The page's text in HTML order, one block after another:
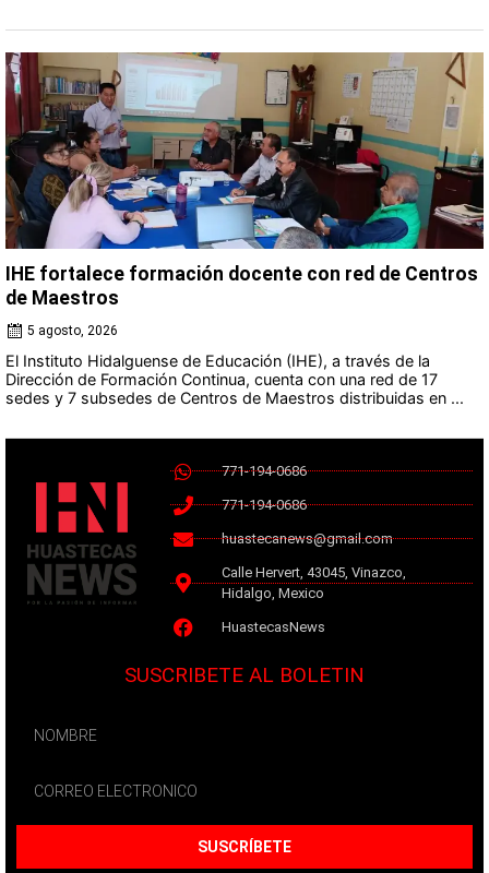
IHE fortalece formación docente con red de Centros
de Maestros
5 agosto, 2026
El Instituto Hidalguense de Educación (IHE), a través de la
Dirección de Formación Continua, cuenta con una red de 17
sedes y 7 subsedes de Centros de Maestros distribuidas en ...
771-194-0686
771-194-0686
huastecanews@gmail.com
Calle Hervert, 43045, Vinazco,
Hidalgo, Mexico
HuastecasNews
SUSCRIBETE AL BOLETIN
SUSCRÍBETE